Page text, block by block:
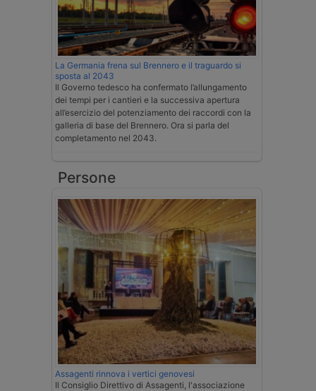
La Germania frena sul Brennero e il traguardo si
sposta al 2043
Il Governo tedesco ha confermato l’allungamento
dei tempi per i cantieri e la successiva apertura
all’esercizio del potenziamento dei raccordi con la
galleria di base del Brennero. Ora si parla del
completamento nel 2043.
Persone
Assagenti rinnova i vertici genovesi
Il Consiglio Direttivo di Assagenti, l'associazione